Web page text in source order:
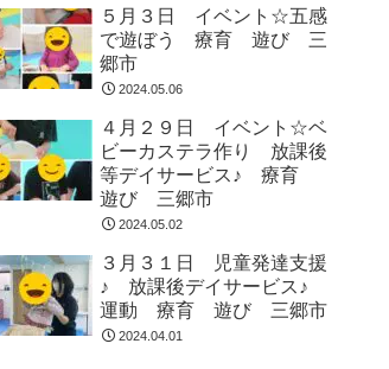
５月３日 イベント☆五感
で遊ぼう 療育 遊び 三
郷市
2024.05.06
４月２９日 イベント☆ベ
ビーカステラ作り 放課後
等デイサービス♪ 療育
遊び 三郷市
2024.05.02
３月３１日 児童発達支援
♪ 放課後デイサービス♪
運動 療育 遊び 三郷市
2024.04.01